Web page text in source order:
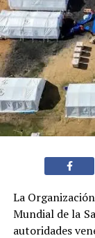
La
Mundial de la
autoridades